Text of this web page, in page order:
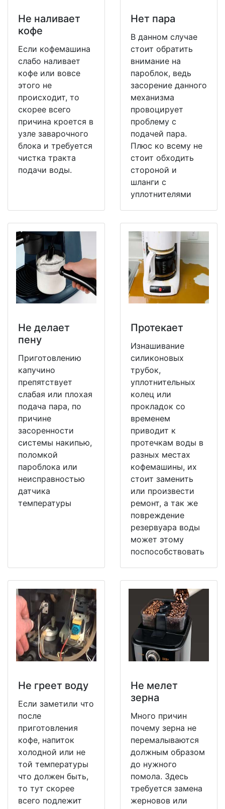
Не наливает
кофе
Если кофемашина
слабо наливает
кофе или вовсе
этого не
происходит, то
скорее всего
причина кроется в
узле заварочного
блока и требуется
чистка тракта
подачи воды.
Нет пара
В данном случае
стоит обратить
внимание на
пароблок, ведь
засорение данного
механизма
провоцирует
проблему с
подачей пара.
Плюс ко всему не
стоит обходить
стороной и
шланги с
уплотнителями
Не делает
пену
Приготовлению
капучино
препятствует
слабая или плохая
подача пара, по
причине
засоренности
системы накипью,
поломкой
пароблока или
неисправностью
датчика
температуры
Протекает
Изнашивание
силиконовых
трубок,
уплотнительных
колец или
прокладок со
временем
приводит к
протечкам воды в
разных местах
кофемашины, их
стоит заменить
или произвести
ремонт, а так же
повреждение
резервуара воды
может этому
поспособствовать
Не греет воду
Если заметили что
после
приготовления
кофе, напиток
холодной или не
той температуры
что должен быть,
то тут скорее
всего подлежит
Не мeлет
зерна
Много причин
почему зерна не
перемалываются
должным образом
до нужного
помола. Здесь
требуется замена
жерновов или